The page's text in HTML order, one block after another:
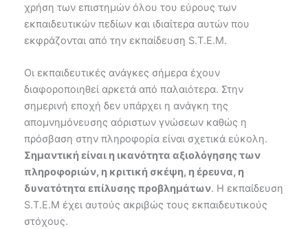
χρήση των επιστημών όλου του εύρους των
εκπαιδευτικών πεδίων και ιδιαίτερα αυτών που
εκφράζονται από την εκπαίδευση S.T.E.M.
Οι εκπαιδευτικές ανάγκες σήμερα έχουν
διαφοροποιηθεί αρκετά από παλαιότερα. Στην
σημερινή εποχή δεν υπάρχει η ανάγκη της
απομνημόνευσης αόριστων γνώσεων καθώς η
πρόσβαση στην πληροφορία είναι σχετικά εύκολη.
Σημαντική είναι η ικανότητα αξιολόγησης των
πληροφοριών, η κριτική σκέψη, η έρευνα, η
δυνατότητα επίλυσης προβλημάτων. Η εκπαίδευση
S.T.E.M έχει αυτούς ακριβώς τους εκπαιδευτικούς
στόχους.